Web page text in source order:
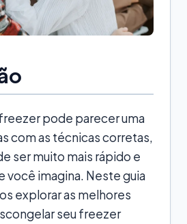
pode parecer uma
com as técnicas corretas,
ser muito mais rápido e
você imagina. Neste guia
explorar as melhores
seu freezer